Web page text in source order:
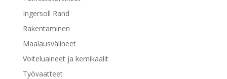
Ingersoll Rand
Rakentaminen
Maalausvälineet
Voiteluaineet ja kemikaalit
Työvaatteet